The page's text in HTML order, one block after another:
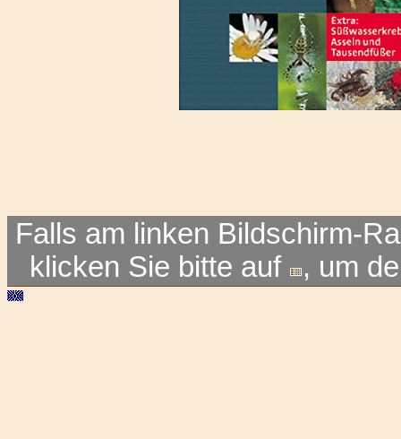
Falls am linken Bildschirm-
klicken Sie bitte auf
, um